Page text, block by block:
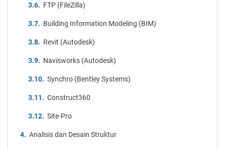
FTP (FileZilla)
Building Information Modeling (BIM)
Revit (Autodesk)
Navisworks (Autodesk)
Synchro (Bentley Systems)
Construct360
Site-Pro
Analisis dan Desain Struktur